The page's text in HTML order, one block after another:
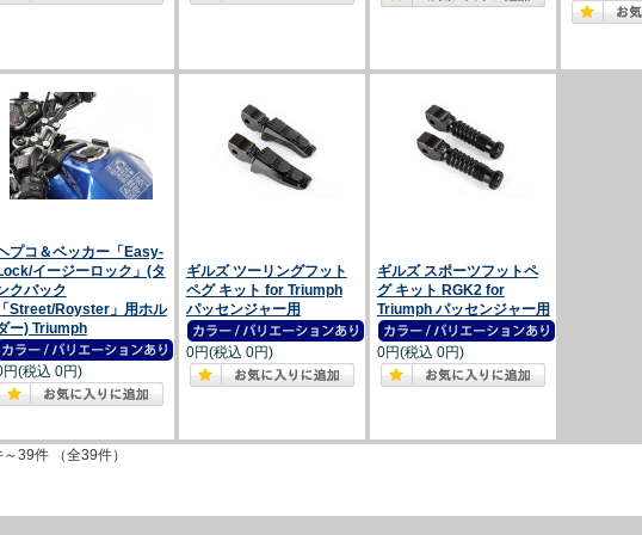
プコ＆ベッカー「Easy-
イージーロック」(タ
クバック
Street/Royster」用ホル
ー) Triumph
円(税込 0円)
ギルズ ツーリングフット
ペグ キット for Triumph
パッセンジャー用
0円(税込 0円)
ギルズ スポーツフットペ
グ キット RGK2 for
Triumph パッセンジャー用
0円(税込 0円)
39件 （全39件）